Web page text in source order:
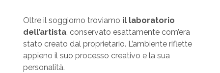
Oltre il soggiorno troviamo il laboratorio
dell’artista, conservato esattamente com’era
stato creato dal proprietario. L’ambiente riflette
appieno il suo processo creativo e la sua
personalità.